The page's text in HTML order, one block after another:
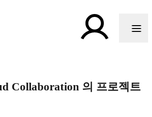
Collaboration 의 프로젝트